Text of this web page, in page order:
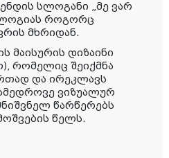
სლოგანი „მე ვარ
როგორც
მხრიდან.
მაისურის დიზაინი
რომელიც შეიქმნა
და ირეკლავს
ვიზუალურ
წარწერებს
წელს.